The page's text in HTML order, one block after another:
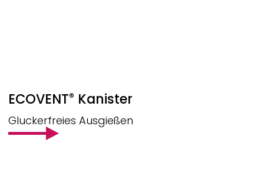
ECOVENT® Kanister
Gluckerfreies Ausgießen